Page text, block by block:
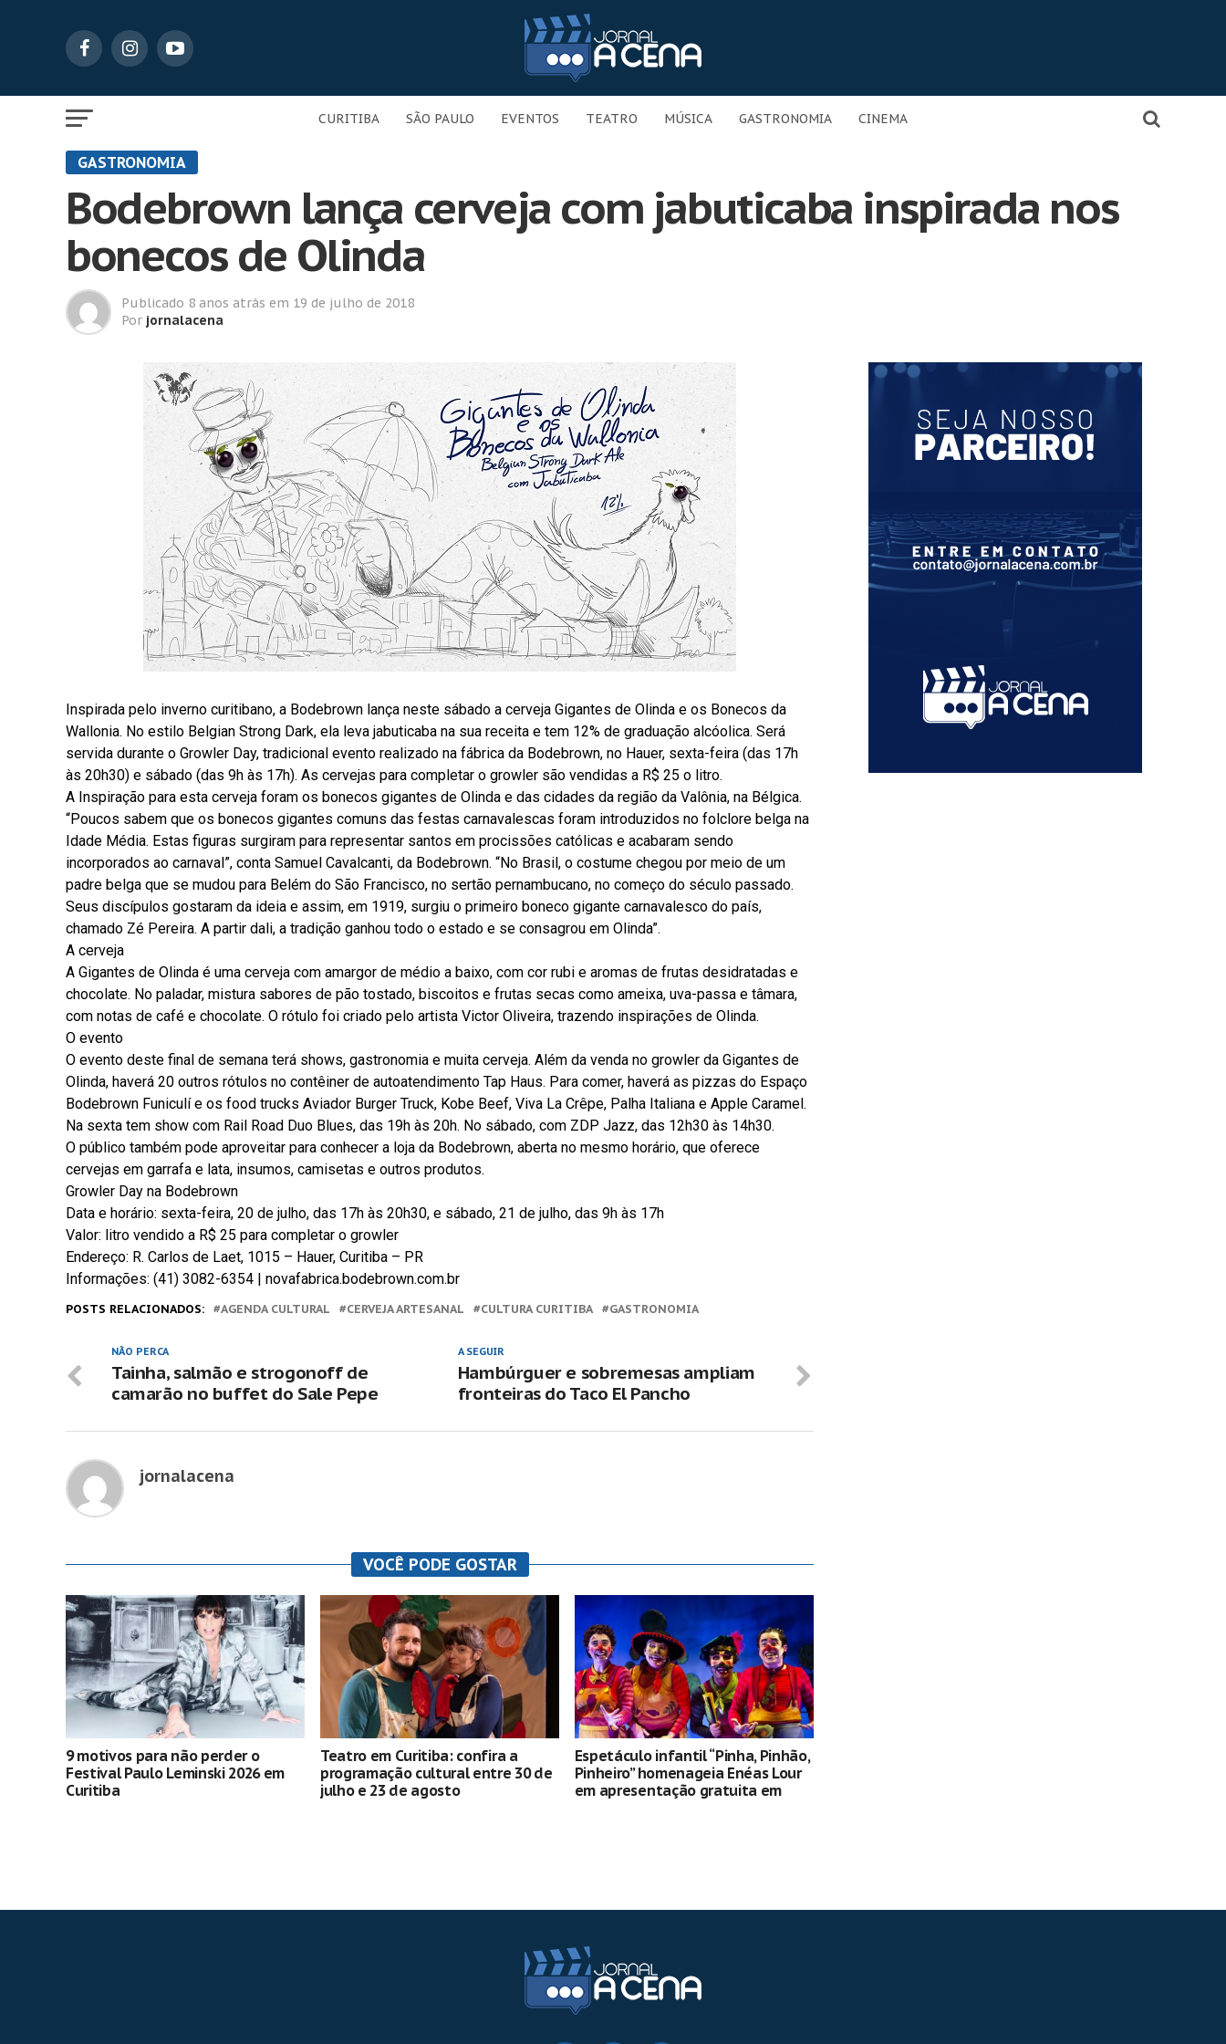
CURITIBA SÃO PAULO EVENTOS TEATRO MÚSICA GASTRONOMIA CINEMA
GASTRONOMIA
Bodebrown lança cerveja com jabuticaba inspirada nos
bonecos de Olinda
Publicado 8 anos atrás em 19 de julho de 2018
Por jornalacena
Inspirada pelo inverno curitibano, a Bodebrown lança neste sábado a cerveja Gigantes de Olinda e os Bonecos da
Wallonia. No estilo Belgian Strong Dark, ela leva jabuticaba na sua receita e tem 12% de graduação alcóolica. Será
servida durante o Growler Day, tradicional evento realizado na fábrica da Bodebrown, no Hauer, sexta-feira (das 17h
às 20h30) e sábado (das 9h às 17h). As cervejas para completar o growler são vendidas a R$ 25 o litro.
A Inspiração para esta cerveja foram os bonecos gigantes de Olinda e das cidades da região da Valônia, na Bélgica.
“Poucos sabem que os bonecos gigantes comuns das festas carnavalescas foram introduzidos no folclore belga na
Idade Média. Estas figuras surgiram para representar santos em procissões católicas e acabaram sendo
incorporados ao carnaval”, conta Samuel Cavalcanti, da Bodebrown. “No Brasil, o costume chegou por meio de um
padre belga que se mudou para Belém do São Francisco, no sertão pernambucano, no começo do século passado.
Seus discípulos gostaram da ideia e assim, em 1919, surgiu o primeiro boneco gigante carnavalesco do país,
chamado Zé Pereira. A partir dali, a tradição ganhou todo o estado e se consagrou em Olinda”.
A cerveja
A Gigantes de Olinda é uma cerveja com amargor de médio a baixo, com cor rubi e aromas de frutas desidratadas e
chocolate. No paladar, mistura sabores de pão tostado, biscoitos e frutas secas como ameixa, uva-passa e tâmara,
com notas de café e chocolate. O rótulo foi criado pelo artista Victor Oliveira, trazendo inspirações de Olinda.
O evento
O evento deste final de semana terá shows, gastronomia e muita cerveja. Além da venda no growler da Gigantes de
Olinda, haverá 20 outros rótulos no contêiner de autoatendimento Tap Haus. Para comer, haverá as pizzas do Espaço
Bodebrown Funiculí e os food trucks Aviador Burger Truck, Kobe Beef, Viva La Crêpe, Palha Italiana e Apple Caramel.
Na sexta tem show com Rail Road Duo Blues, das 19h às 20h. No sábado, com ZDP Jazz, das 12h30 às 14h30.
O público também pode aproveitar para conhecer a loja da Bodebrown, aberta no mesmo horário, que oferece
cervejas em garrafa e lata, insumos, camisetas e outros produtos.
Growler Day na Bodebrown
Data e horário: sexta-feira, 20 de julho, das 17h às 20h30, e sábado, 21 de julho, das 9h às 17h
Valor: litro vendido a R$ 25 para completar o growler
Endereço: R. Carlos de Laet, 1015 – Hauer, Curitiba – PR
Informações: (41) 3082-6354 | novafabrica.bodebrown.com.br
POSTS RELACIONADOS: AGENDA CULTURAL CERVEJA ARTESANAL CULTURA CURITIBA GASTRONOMIA
A SEGUIR
Hambúrguer e sobremesas ampliam
fronteiras do Taco El Pancho
NÃO PERCA
Tainha, salmão e strogonoff de
camarão no buffet do Sale Pepe
jornalacena
VOCÊ PODE GOSTAR
9 motivos para não perder o
Festival Paulo Leminski 2026 em
Curitiba
Teatro em Curitiba: confira a
programação cultural entre 30 de
julho e 23 de agosto
Espetáculo infantil “Pinha, Pinhão,
Pinheiro” homenageia Enéas Lour
em apresentação gratuita em